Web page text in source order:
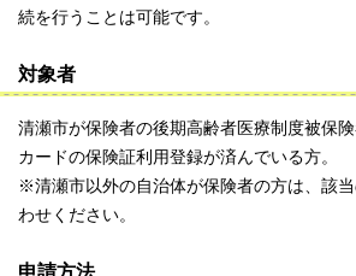
続を行うことは可能です。
対象者
清瀬市が保険者の後期高齢者医療制度被保
カードの保険証利用登録が済んでいる方。
※清瀬市以外の自治体が保険者の方は、該
わせください。
申請方法